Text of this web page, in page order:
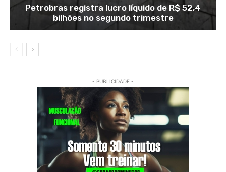
Petrobras registra lucro líquido de R$ 52,4
bilhões no segundo trimestre
- PUBLICIDADE -